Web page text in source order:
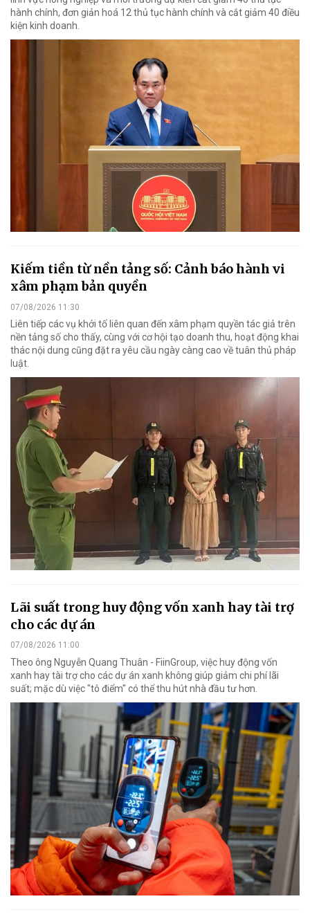
hành chính, đơn giản hoá 12 thủ tục hành chính và cắt giảm 40 điều
kiện kinh doanh.
Kiếm tiền từ nền tảng số: Cảnh báo hành vi
xâm phạm bản quyền
07/08/2026 11:30
Liên tiếp các vụ khởi tố liên quan đến xâm phạm quyền tác giả trên
nền tảng số cho thấy, cùng với cơ hội tạo doanh thu, hoạt động khai
thác nội dung cũng đặt ra yêu cầu ngày càng cao về tuân thủ pháp
luật.
Lãi suất trong huy động vốn xanh hay tài trợ
cho các dự án
07/08/2026 11:00
Theo ông Nguyễn Quang Thuân - FiinGroup, việc huy động vốn
xanh hay tài trợ cho các dự án xanh không giúp giảm chi phí lãi
suất; mặc dù việc "tô điểm" có thể thu hút nhà đầu tư hơn.